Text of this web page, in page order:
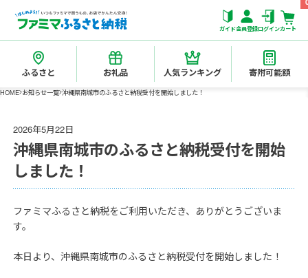
ガイド会員登録ログインカート
ふるさと お礼品 人気ランキング 寄附可能額
HOME お知らせ一覧 沖縄県南城市のふるさと納税受付を開始しました！
2026年5月22日
沖縄県南城市のふるさと納税受付を開始
しました！
ファミマふるさと納税をご利用いただき、ありがとうございま
す。
本日より、沖縄県南城市のふるさと納税受付を開始しました！